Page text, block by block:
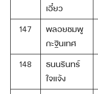
เอี๋ยว
147
พลอยชมพู
กะฐินเทศ
148
ธนนรินทร์
ใจแจ้ง